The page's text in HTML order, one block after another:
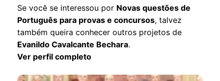
Se você se interessou por Novas questões de
Português para provas e concursos, talvez
também queira conhecer outros projetos de
Evanildo Cavalcante Bechara.
Ver perfil completo